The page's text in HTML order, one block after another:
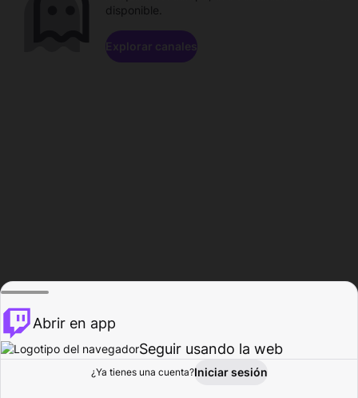
Explorar Actividad
disponible.
Explorar canales
Abrir en app
Seguir usando la web
¿Ya tienes una cuenta?Iniciar sesión